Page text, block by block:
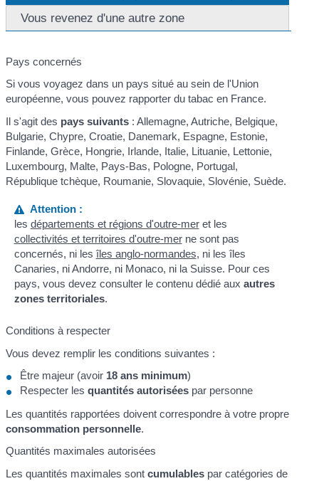
Vous revenez d'une autre zone
Pays concernés
Si vous voyagez dans un pays situé au sein de l'Union
européenne, vous pouvez rapporter du tabac en France.
Il s'agit des pays suivants : Allemagne, Autriche, Belgique,
Bulgarie, Chypre, Croatie, Danemark, Espagne, Estonie,
Finlande, Grèce, Hongrie, Irlande, Italie, Lituanie, Lettonie,
Luxembourg, Malte, Pays-Bas, Pologne, Portugal,
République tchèque, Roumanie, Slovaquie, Slovénie, Suède.
Attention :
les départements et régions d'outre-meret les
collectivités et territoires d'outre-merne sont pas
concernés, ni les îles anglo-normandes, ni les îles
Canaries, ni Andorre, ni Monaco, ni la Suisse. Pour ces
pays, vous devez consulter le contenu dédié aux autres
zones territoriales.
Conditions à respecter
Vous devez remplir les conditions suivantes :
Être majeur (avoir 18 ans minimum)
Respecter lesquantités autorisées par personne
Les quantités rapportées doivent correspondre à votre propre
consommation personnelle.
Quantités maximales autorisées
Les quantités maximales sontcumulables par catégories de